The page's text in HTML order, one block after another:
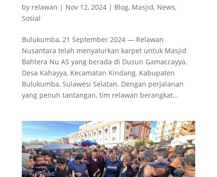
by relawan | Nov 12, 2024| Blog, Masjid, News,
Sosial
Bulukumba, 21 September 2024 — Relawan
Nusantara telah menyalurkan karpet untuk Masjid
Bahtera Nu AS yang berada di Dusun Gamaccayya,
Desa Kahayya, Kecamatan Kindang, Kabupaten
Bulukumba, Sulawesi Selatan. Dengan perjalanan
yang penuh tantangan, tim relawan berangkat...